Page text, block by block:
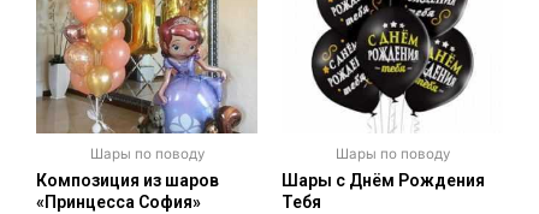
Шары по поводу
Композиция из шаров
«Принцесса София»
Шары по поводу
Шары с Днём Рождения
Тебя